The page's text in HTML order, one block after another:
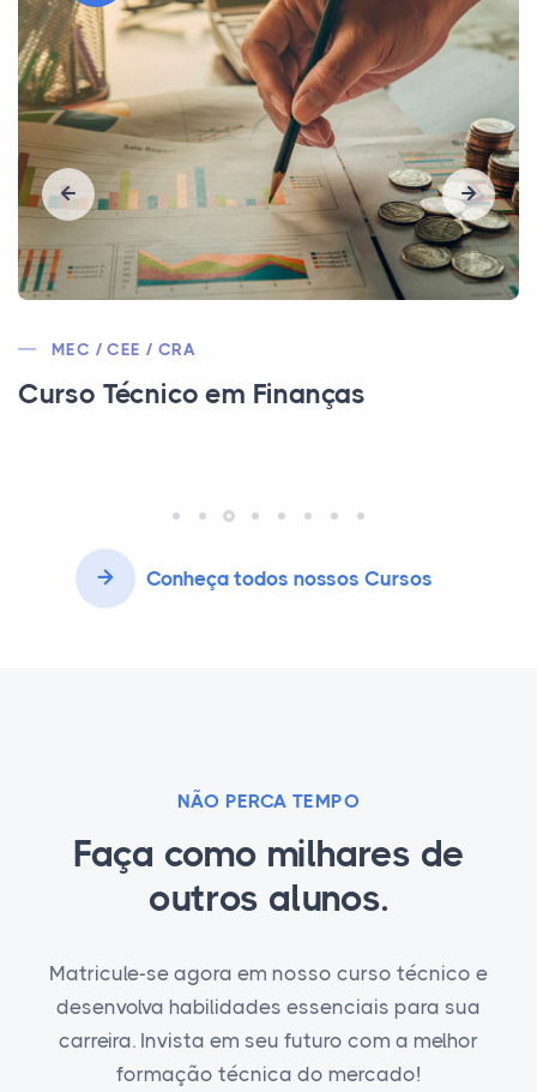
MEC/CEE/CFB
Curso Técnico em Estética
Conheça todos nossos Cursos
NÃO PERCA TEMPO
Faça como milhares de
outros alunos.
Matricule-se agora em nosso curso técnico e
desenvolva habilidades essenciais para sua
carreira. Invista em seu futuro com a melhor
formação técnica do mercado!